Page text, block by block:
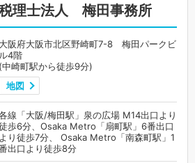
理士法人 梅田事務所
大阪府大阪市北区野崎町7-8 梅田パークビ
ル4階
(中崎町駅から徒歩9分)
地図
線「大阪/梅田駅」泉の広場 M14出口より
歩6分、Osaka Metro「扇町駅」6番出口
より徒歩7分、 Osaka Metro「南森町駅」1
出口より徒歩8分